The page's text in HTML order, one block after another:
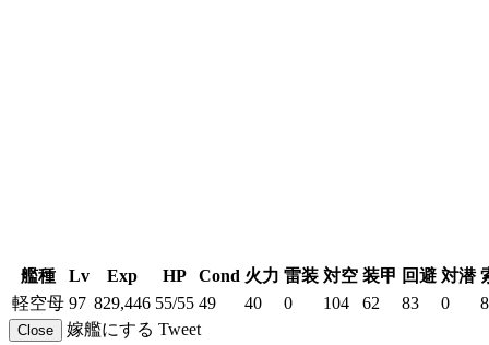
艦種 Lv Exp HP Cond 火力 雷装 対空 装甲 回避 対潜
軽空母 97 829,446 55/55 49 40 0 104 62 83 0
Close 嫁艦にする Tweet